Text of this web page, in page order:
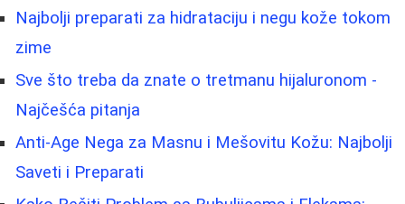
Najbolji preparati za hidrataciju i negu kože tokom
zime
Sve što treba da znate o tretmanu hijaluronom -
Najčešća pitanja
Anti-Age Nega za Masnu i Mešovitu Kožu: Najbolji
Saveti i Preparati